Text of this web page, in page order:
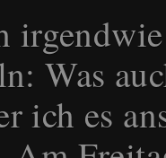
Was
ich es